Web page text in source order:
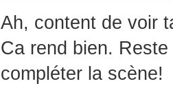
Ah, content de voir
Ca rend bien.
compléter la